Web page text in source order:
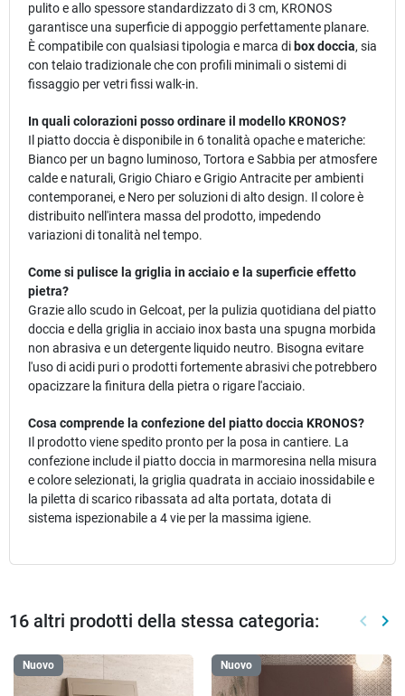
pulito e allo spessore standardizzato di 3 cm, KRONOS
garantisce una superficie di appoggio perfettamente planare.
È compatibile con qualsiasi tipologia e marca di box doccia, sia
con telaio tradizionale che con profili minimali o sistemi di
fissaggio per vetri fissi walk-in.
In quali colorazioni posso ordinare il modello KRONOS?
Il piatto doccia è disponibile in 6 tonalità opache e materiche:
Bianco per un bagno luminoso, Tortora e Sabbia per atmosfere
calde e naturali, Grigio Chiaro e Grigio Antracite per ambienti
contemporanei, e Nero per soluzioni di alto design. Il colore è
distribuito nell'intera massa del prodotto, impedendo
variazioni di tonalità nel tempo.
Come si pulisce la griglia in acciaio e la superficie effetto
pietra?
Grazie allo scudo in Gelcoat, per la pulizia quotidiana del piatto
doccia e della griglia in acciaio inox basta una spugna morbida
non abrasiva e un detergente liquido neutro. Bisogna evitare
l'uso di acidi puri o prodotti fortemente abrasivi che potrebbero
opacizzare la finitura della pietra o rigare l'acciaio.
Cosa comprende la confezione del piatto doccia KRONOS?
Il prodotto viene spedito pronto per la posa in cantiere. La
confezione include il piatto doccia in marmoresina nella misura
e colore selezionati, la griglia quadrata in acciaio inossidabile e
la piletta di scarico ribassata ad alta portata, dotata di
sistema ispezionabile a 4 vie per la massima igiene.
16 altri prodotti della stessa categoria: keyboard_arrow_left keyboard_arrow_right
Nuovo Nuovo